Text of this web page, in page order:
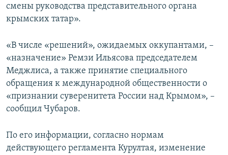
смены руководства представительного органа
крымских татар».
«В числе «решений», ожидаемых оккупантами, –
«назначение» Ремзи Ильясова председателем
Меджлиса, а также принятие специального
обращения к международной общественности о
«признании суверенитета России над Крымом», –
сообщил Чубаров.
По его информации, согласно нормам
действующего регламента Курултая, изменение